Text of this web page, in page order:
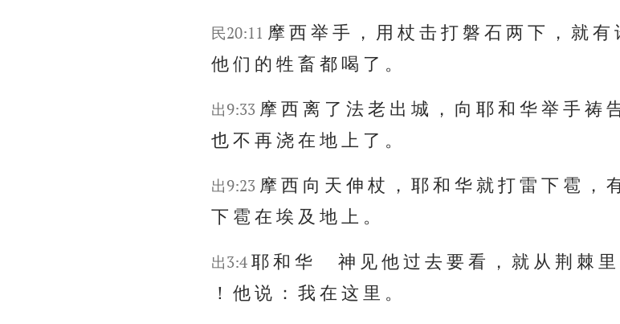
民20:11 摩 西 举 手 ， 用 杖 击 打 磐 石 两 下 ， 就 有
他 们 的 牲 畜 都 喝 了 。
出9:33 摩 西 离 了 法 老 出 城 ， 向 耶 和 华 举 手 祷
也 不 再 浇 在 地 上 了 。
出9:23 摩 西 向 天 伸 杖 ， 耶 和 华 就 打 雷 下 雹 ，
下 雹 在 埃 及 地 上 。
出3:4 耶 和 华 神 见 他 过 去 要 看 ， 就 从 荆 棘 里
！ 他 说 ： 我 在 这 里 。